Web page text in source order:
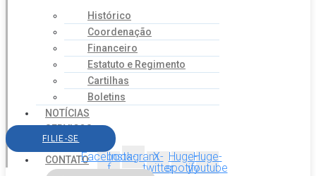
Histórico
Coordenação
Financeiro
Estatuto e Regimento
Cartilhas
Boletins
NOTÍCIAS
SERVIÇOS
AGENDA
CONTATO
FILIE-SE
Facebook-
f
InstagramX-
twitter
Huge-
spotify
Huge-
youtube